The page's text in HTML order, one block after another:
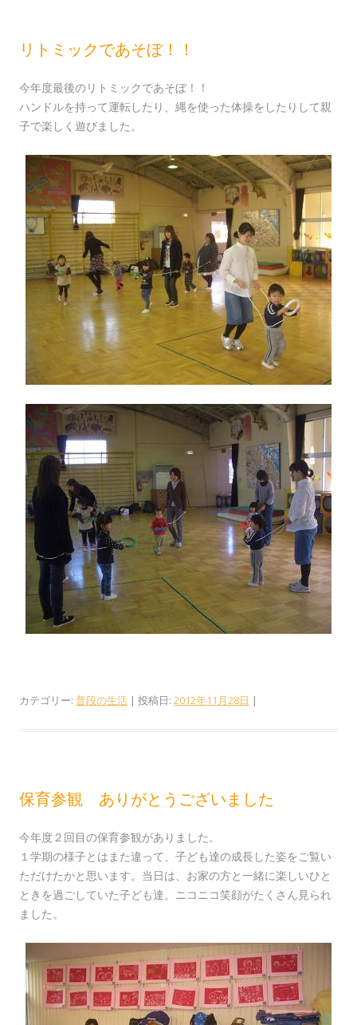
リトミックであそぼ！！
今年度最後のリトミックであそぼ！！
ハンドルを持って運転したり、縄を使った体操をしたりして親
子で楽しく遊びました。
カテゴリー: 普段の生活 | 投稿日: 2012年11月28日 |
保育参観 ありがとうございました
今年度２回目の保育参観がありました。
１学期の様子とはまた違って、子ども達の成長した姿をご覧い
ただけたかと思います。当日は、お家の方と一緒に楽しいひと
ときを過ごしていた子ども達。ニコニコ笑顔がたくさん見られ
ました。